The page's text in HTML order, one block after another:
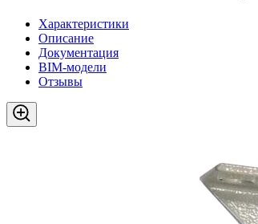
Характеристики
Описание
Документация
BIM-модели
Отзывы